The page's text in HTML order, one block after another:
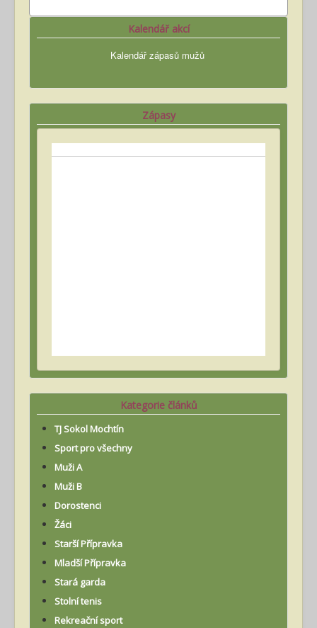
Kalendář akcí
Kalendář zápasů mužů
Zápasy
Kategorie článků
TJ Sokol Mochtín
Sport pro všechny
Muži A
Muži B
Dorostenci
Žáci
Starší Přípravka
Mladší Přípravka
Stará garda
Stolní tenis
Rekreační sport